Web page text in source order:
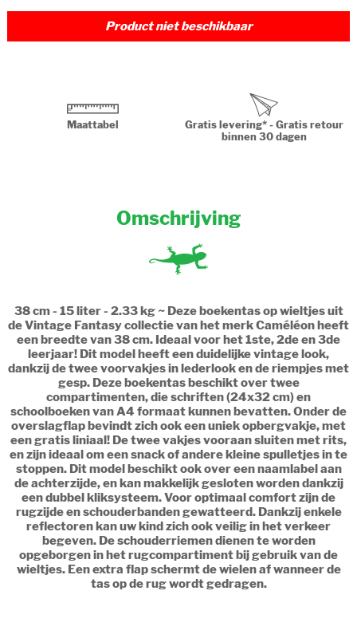
Product niet beschikbaar
Maattabel
Gratis levering* - Gratis retour
binnen 30 dagen
Omschrijving
38 cm - 15 liter - 2.33 kg ~ Deze boekentas op wieltjes uit
de Vintage Fantasy collectie van het merk Caméléon heeft
een breedte van 38 cm. Ideaal voor het 1ste, 2de en 3de
leerjaar! Dit model heeft een duidelijke vintage look,
dankzij de twee voorvakjes in lederlook en de riempjes met
gesp. Deze boekentas beschikt over twee
compartimenten, die schriften (24x32 cm) en
schoolboeken van A4 formaat kunnen bevatten. Onder de
overslagflap bevindt zich ook een uniek opbergvakje, met
een gratis liniaal! De twee vakjes vooraan sluiten met rits,
en zijn ideaal om een snack of andere kleine spulletjes in te
stoppen. Dit model beschikt ook over een naamlabel aan
de achterzijde, en kan makkelijk gesloten worden dankzij
een dubbel kliksysteem. Voor optimaal comfort zijn de
rugzijde en schouderbanden gewatteerd. Dankzij enkele
reflectoren kan uw kind zich ook veilig in het verkeer
begeven. De schouderriemen dienen te worden
opgeborgen in het rugcompartiment bij gebruik van de
wieltjes. Een extra flap schermt de wielen af wanneer de
tas op de rug wordt gedragen.